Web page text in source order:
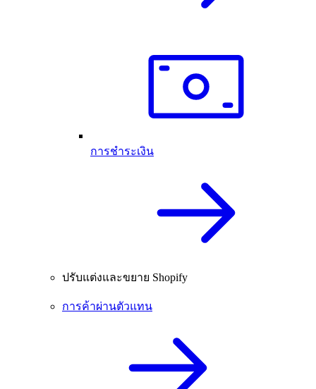
การชำระเงิน
ปรับแต่งและขยาย Shopify
การค้าผ่านตัวแทน